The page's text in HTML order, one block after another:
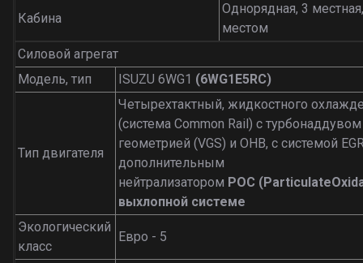
Кабина
Однорядная, 3
местом
Силовой агрегат
Модель, тип
ISUZU 6WG1 (6WG1E5RC)
Тип двигателя
Четырехтактный, жидкостного
(система Common Rail) с
геометрией (VGS) и OHB, с системой
дополнительным
нейтрализатором POC (Particulate
выхлопной системе
Экологический
класс
Евро - 5